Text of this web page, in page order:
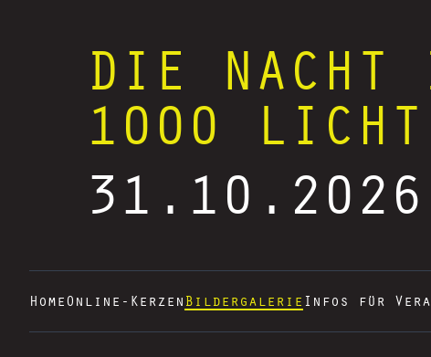
DIE NACHT
1000
31.10.2026
HomeOnline-Kerzen Bildergalerie Infos für